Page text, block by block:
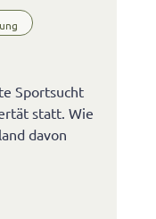
Sportsucht
statt. Wie
davon